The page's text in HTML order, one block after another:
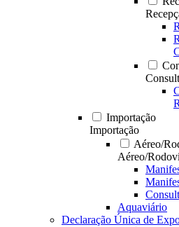
Importação
Importação
Aéreo/
Aéreo/
Aquaviário
Declaração Única de